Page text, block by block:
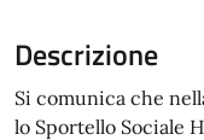
Descrizione
Si comunica che
lo Sportello Sociale